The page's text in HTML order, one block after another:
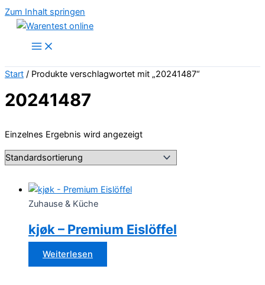
Zum Inhalt springen
Start / Produkte verschlagwortet mit „20241487“
20241487
Einzelnes Ergebnis wird angezeigt
Zuhause & Küche
kjøk – Premium Eislöffel
Weiterlesen